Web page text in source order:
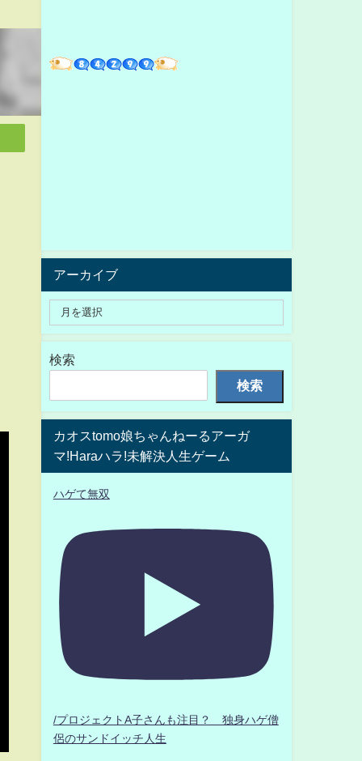
アーカイブ
検索
検索
カオスtomo娘ちゃんねーるアーガ
マ!Haraハラ!未解決人生ゲーム
ハゲて無双
/プロジェクトA子さんも注目？ 独身ハゲ僧
侶のサンドイッチ人生